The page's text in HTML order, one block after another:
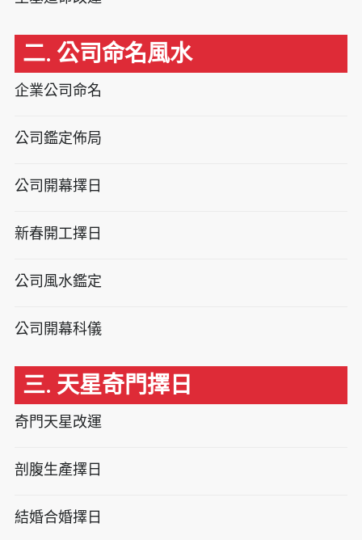
二. 公司命名風水
企業公司命名
公司鑑定佈局
公司開幕擇日
新春開工擇日
公司風水鑑定
公司開幕科儀
三. 天星奇門擇日
奇門天星改運
剖腹生產擇日
結婚合婚擇日